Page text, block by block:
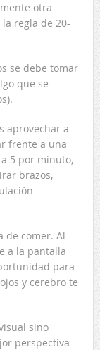
otra
regla de 20-
se debe tomar
que se
aprovechar a
frente a una
5 por minuto,
brazos,
de comer. Al
a la pantalla
para
y cerebro te
sino
perspectiva